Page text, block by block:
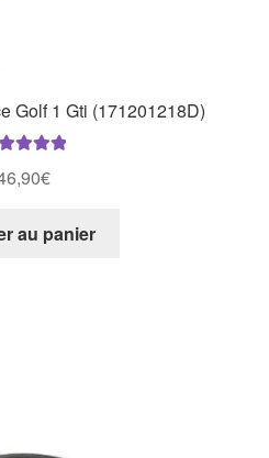
Golf 1 Gti (171201218D)
5
€
au panier